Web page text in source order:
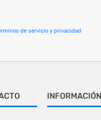
de servicio y privacidad
INFORMACIÓN